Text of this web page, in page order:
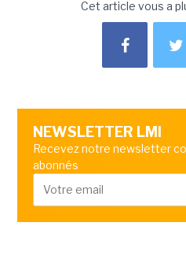
Cet article vous a
NEWSLETTER LMI
Recevez notre newsletter
abonnés